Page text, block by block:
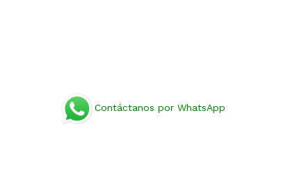
Contáctanos por WhatsApp